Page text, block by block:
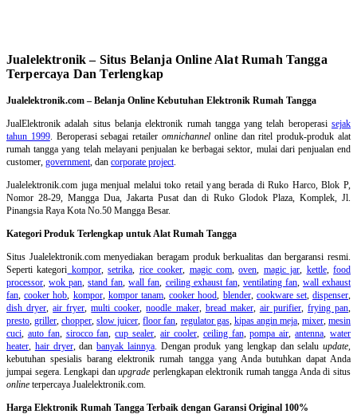
Jualelektronik – Situs Belanja Online Alat Rumah Tangga
Terpercaya Dan Terlengkap
Jualelektronik.com – Belanja Online Kebutuhan Elektronik Rumah Tangga
JualElektronik adalah situs belanja elektronik rumah tanggayang telah beroperasisejak
tahun 1999. Beroperasi sebagai retaileromnichannel online dan ritel produk-produk alat
rumah tangga yang telah melayani penjualan ke berbagai sektor, mulai dari penjualan end
customer, government, dan corporate project.
Jualelektronik.com juga menjual melalui toko retail yang berada di Ruko Harco, Blok P,
Nomor 28-29, Mangga Dua, Jakarta Pusat dan di Ruko Glodok Plaza, Komplek, Jl.
Pinangsia Raya Kota No.50 Mangga Besar.
Kategori Produk Terlengkap untuk Alat Rumah Tangga
Situs Jualelektronik.com menyediakan beragam produk berkualitas dan bergaransi resmi.
Seperti kategori kompor,setrika, rice cooker, magic com,oven, magic jar, kettle,food
processor,wok pan,stand fan,wall fan, ceiling exhaust fan, ventilating fan, wall exhaust
fan,cooker hob, kompor, kompor tanam,cooker hood, blender, cookware set,dispenser,
dish dryer,air fryer,multi cooker,noodle maker, bread maker, air purifier, frying pan,
presto,griller,chopper,slow juicer,floor fan, regulator gas, kipas angin meja, mixer,mesin
cuci, auto fan, sirocco fan,cup sealer,air cooler, ceiling fan,pompa air,antenna,water
heater, hair dryer, dan banyak lainnya. Dengan produk yang lengkap dan selalu update,
kebutuhan spesialis barang elektronik rumah tangga yang Anda butuhkan dapat Anda
jumpai segera. Lengkapi danupgrade perlengkapan elektronik rumah tangga Anda di situs
online terpercaya Jualelektronik.com.
Harga Elektronik Rumah Tangga Terbaik dengan Garansi Original 100%